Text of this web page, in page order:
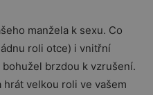
manžela k sexu. Co
roli otce) i vnitřní
brzdou k vzrušení.
hrát velkou roli ve vašem